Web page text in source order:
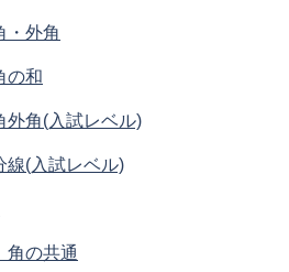
D
・外角
の和
外角(入試レベル)
線(入試レベル)
の共通